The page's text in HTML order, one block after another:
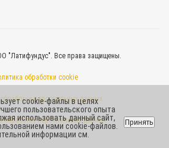
"Латифундус". Все права защищены.
обработки cookie
персональных данных
обработку персональных данных
cookie-файлы в целях
пользовательского опыта
использовать данный сайт,
нами cookie-файлов.
информации см.
Принять